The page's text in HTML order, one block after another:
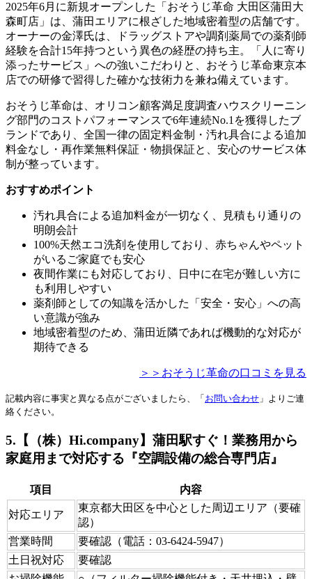
2025年6月に新規オープンした「おそうじ革命 大田区蒲田大
森町店」は、蒲田エリアに根ざした地域密着型の店舗です。
オーナーの金澤氏は、ドラッグストアや調剤薬局での薬剤師
経験を合計15年持つという異色の経歴の持ち主。「人に寄り
添ったサービス」への強いこだわりと、おそうじ革命東京本
店での研修で習得した確かな技術力を兼ね備えています。
おそうじ革命は、オリコン顧客満足度調査ハウスクリーニン
グ部門のコストパフォーマンスで6年連続No.1を獲得したブ
ランドであり、全国一律の固定料金制・汚れ具合による追加
料金なし・再作業無料保証・物損保証と、安心のサービス体
制が整っています。
おすすめポイント
汚れ具合による追加料金が一切なく、見積もり通りの
明朗会計
100%天然エコ洗剤を使用しており、赤ちゃんやペット
がいるご家庭でも安心
夜間作業にも対応しており、日中に在宅が難しい方に
も利用しやすい
薬剤師としての知識を活かした「安全・安心」への高
い意識が強み
地域密着型のため、蒲田近隣であれば機動的な対応が
期待できる
＞＞おそうじ革命の口コミを見る
記載内容に事実と異なる点がございましたら、「 お問い合わせ 」よりご連
絡ください。
5.【（株）Hi.company】蒲田駅すぐ！業務用から
家庭用まで対応する『空調設備の総合専門店』
項目 内容
対応エリア
東京都大田区を中心とした周辺エリア（要確
認）
営業時間
要確認（電話：03-6424-5947）
土日祝対応
要確認